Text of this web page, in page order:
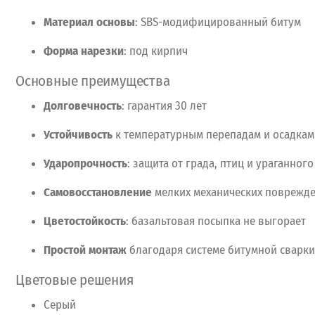
Материал основы: SBS-модифицированный битум
Форма нарезки: под кирпич
Основныепреимущества
Долговечность: гарантия 30 лет
Устойчивость ктемпературным перепадам и осадкам
Ударопрочность: защита от града, птиц и ураганного
Самовосстановление мелких механических
Цветостойкость: базальтовая посыпка не выгорает
Простоймонтаж благодаря системе битумной сварки
Цветовыерешения
Серый